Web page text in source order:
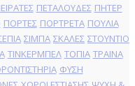
ΠΕΤΑΛΟΥΔΕΣ ΠΗΤΕΡ
ΠΟΡΤΕΣ ΠΟΡΤΡΕΤA ΠΟΥΛΙΑ
ΣΙΜΠΑ ΣΚΑΛΕΣ ΣΤΟΥΝΤΙΟ
ΤΙΝΚΕΡΜΠΕΛ ΤΟΠΙΑ ΤΡΑΙΝΑ
ΦΥΣΗ